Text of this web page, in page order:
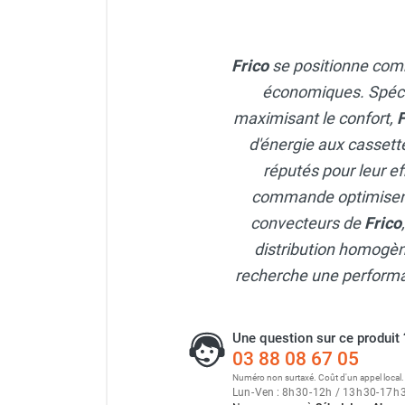
Sèche-main et sèche-cheveux
Chauffage d'atelier fixe au fioul et
Chauffage au fioul avec réservoir
Chauffage au fioul à raccorder sur
Chauffage polycombustible / huile
Chauffage d'atelier suspendu
Chauffage suspendu au fioul
Chauffage suspendu au gaz
Cassette chauffante
Cassette rayonnante
Cassette chauffante
Fricose positionne
économiques.
maximisant le confort,
d'énergie aux
réputés pour leur
commande
convecteurs deFrico
distribution
recherche une
Une question sur ce produit
03 88 08 67 05
Numéro non surtaxé. Coût d'un appel local.
Lun-Ven : 8h30-12h / 13h30-17h